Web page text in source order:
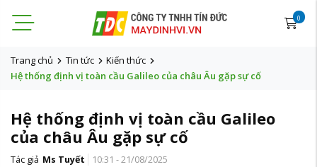
0
Trang chủ Tin tức
Kiến thức
Hệ thống định vị toàn cầu Galileo của châu Âu gặp sự cố
Hệ thống định vị toàn cầu Galileo
của châu Âu gặp sự cố
Tác giả Ms Tuyết 10:31 - 21/08/2025